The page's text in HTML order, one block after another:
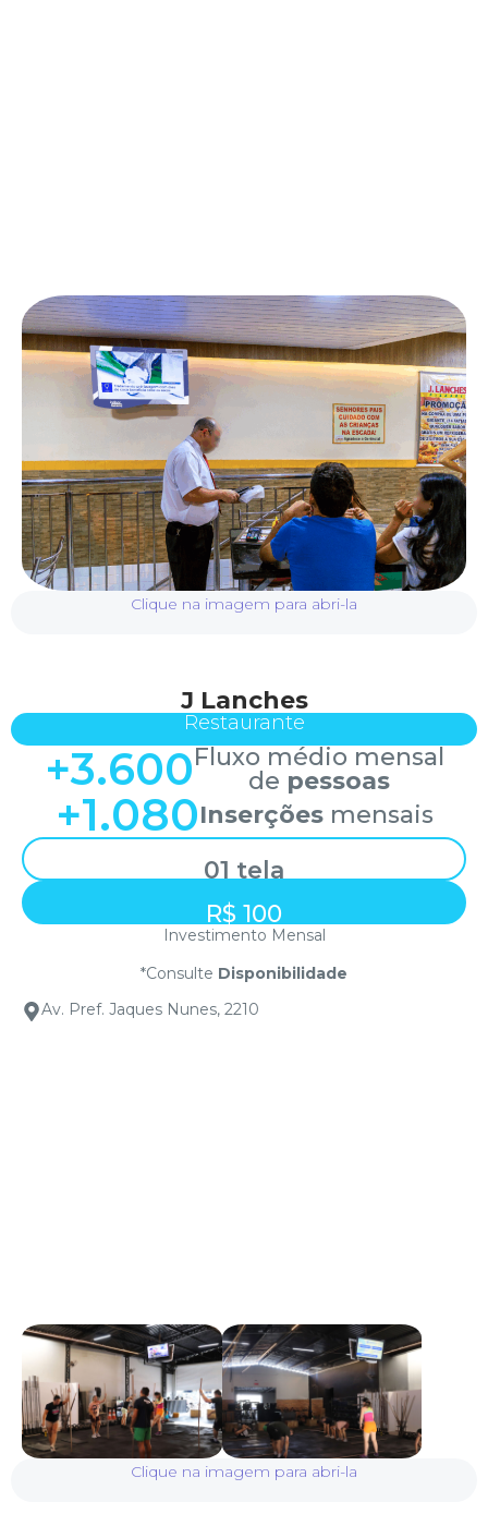
J Lanches
Restaurante
+3.600Fluxo médio mensal
de pessoas
+1.080Inserçõesmensais
01 tela
R$ 100
Investimento Mensal
*Consulte Disponibilidade
Av. Pref. Jaques Nunes, 2210
Clique na imagem para abri-la
Clique na imagem para abri-la